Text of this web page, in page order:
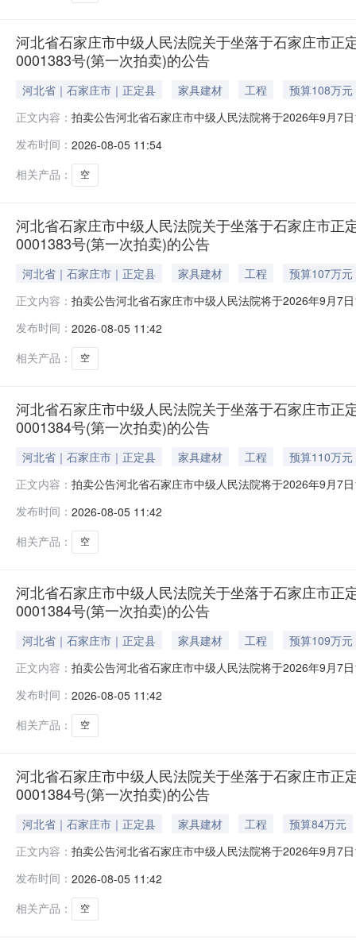
河北省石家庄市中级人民法院关于坐落于石家庄市
0001383号(第一次拍卖)的公告
河北省｜石家庄市｜正定县 家具建材 工程
预算108万元
正文内容： 拍卖公告河北省石家庄市中级人民法院将于2026年9月7
动产权第0001383号，用途：住宅。起拍价：108万元，
发布时间： 2026-08-05 11:54
相关产品：
空
河北省石家庄市中级人民法院关于坐落于石家庄市
0001383号(第一次拍卖)的公告
河北省｜石家庄市｜正定县 家具建材 工程
预算107万元
正文内容： 拍卖公告河北省石家庄市中级人民法院将于2026年9月7
动产权第0001383号，用途：住宅。起拍价：107万元，
发布时间： 2026-08-05 11:42
相关产品：
空
河北省石家庄市中级人民法院关于坐落于石家庄市
0001384号(第一次拍卖)的公告
河北省｜石家庄市｜正定县 家具建材 工程
预算110万元
正文内容： 拍卖公告河北省石家庄市中级人民法院将于2026年9月7
产权第0001384号，用途：住宅。起拍价：110万元，保
发布时间： 2026-08-05 11:42
相关产品：
空
河北省石家庄市中级人民法院关于坐落于石家庄市
0001384号(第一次拍卖)的公告
河北省｜石家庄市｜正定县 家具建材 工程
预算109万元
正文内容： 拍卖公告河北省石家庄市中级人民法院将于2026年9月7
产权第0001384号，用途：住宅。起拍价：109万元，保
发布时间： 2026-08-05 11:42
相关产品：
空
河北省石家庄市中级人民法院关于坐落于石家庄市
0001384号(第一次拍卖)的公告
河北省｜石家庄市｜正定县 家具建材 工程
预算84万元
正文内容： 拍卖公告河北省石家庄市中级人民法院将于2026年9月7
产权第0001384号，用途：住宅。起拍价：84万元，保
发布时间： 2026-08-05 11:42
相关产品：
空